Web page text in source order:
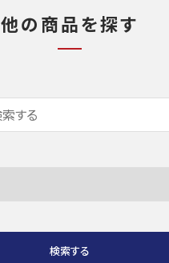
他の商品を探す
検索する